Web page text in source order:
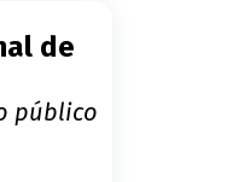
de
público